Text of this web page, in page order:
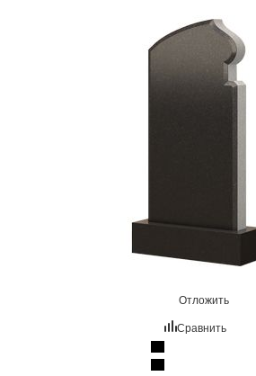
Отложить
Сравнить